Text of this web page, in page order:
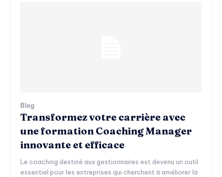
Blog
Transformez votre carrière avec
une formation Coaching Manager
innovante et efficace
Le coaching destiné aux gestionnaires est devenu un outil
essentiel pour les entreprises qui cherchent à améliorer la